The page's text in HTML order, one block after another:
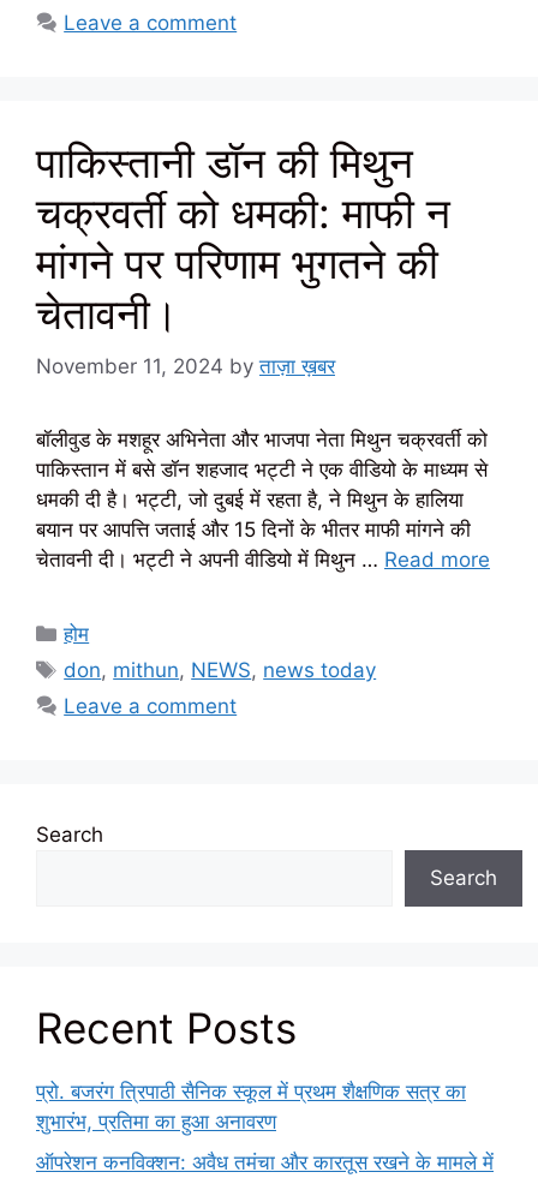
Leave a comment
पाकिस्तानी डॉन की मिथुन
चक्रवर्ती को धमकी: माफी न
मांगने पर परिणाम भुगतने की
चेतावनी।
November 11, 2024 byताज़ा ख़बर
बॉलीवुड के मशहूर अभिनेता और भाजपा नेता मिथुन चक्रवर्ती को
पाकिस्तान में बसे डॉन शहजाद भट्टी ने एक वीडियो के माध्यम से
धमकी दी है। भट्टी, जो दुबई में रहता है, ने मिथुन के हालिया
बयान पर आपत्ति जताई और 15 दिनों के भीतर माफी मांगने की
चेतावनी दी। भट्टी ने अपनी वीडियो में मिथुन … Read more
Categories
होम
Tags
don, mithun, NEWS, news today
Leave a comment
Search
Search
Recent Posts
प्रो. बजरंग त्रिपाठी सैनिक स्कूल में प्रथम शैक्षणिक सत्र का
शुभारंभ, प्रतिमा का हुआ अनावरण
ऑपरेशन कनविक्शन: अवैध तमंचा और कारतूस रखने के मामले में